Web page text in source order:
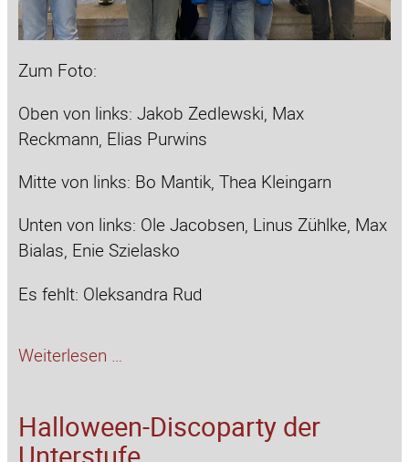
Zum Foto:
Oben von links: Jakob Zedlewski, Max
Reckmann, Elias Purwins
Mitte von links: Bo Mantik, Thea Kleingarn
Unten von links: Ole Jacobsen, Linus Zühlke, Max
Bialas, Enie Szielasko
Es fehlt: Oleksandra Rud
Weiterlesen …
Mathe-
Olympiade
Halloween-Discoparty der